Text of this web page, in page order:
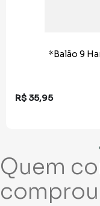
*Balão 9
R$ 35,95
Quem